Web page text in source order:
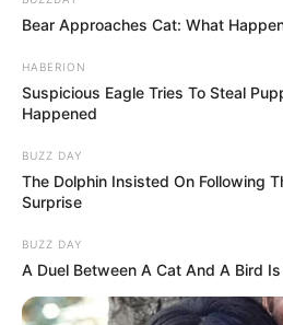
Bear Approaches Cat: What
HABERION
Suspicious Eagle Tries To Steal
Happened
BUZZ DAY
The Dolphin Insisted On Following
Surprise
BUZZ DAY
A Duel Between A Cat And A Bird